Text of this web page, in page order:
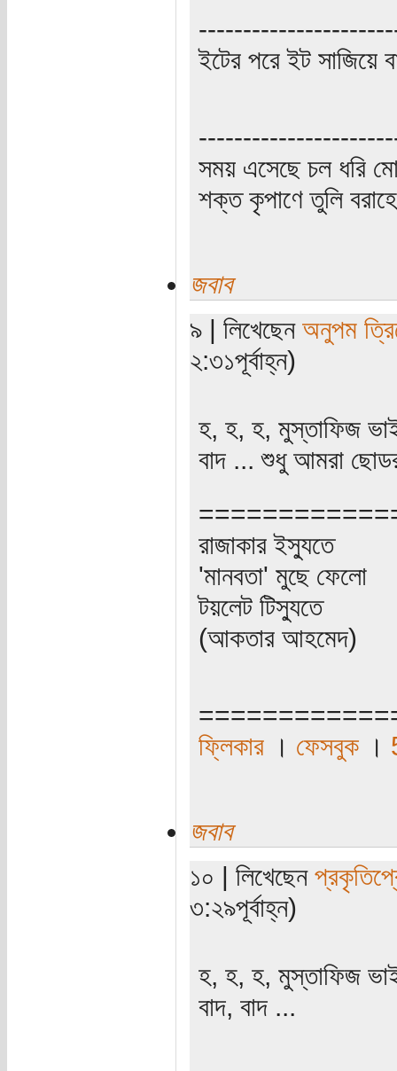
ইটের পরে ইট সাজিয়ে
সময় এসেছে চল ধরি
শক্ত কৃপাণে তুলি
জবাব
৯ | লিখেছেন অনুপম
২:৩১পূর্বাহ্ন)
হ, হ, হ, মুস্তাফিজ
বাদ ... শুধু আমরা
রাজাকার ইস্যুতে
'মানবতা' মুছে ফেলো
টয়লেট টিস্যুতে
(আকতার আহমেদ)
ফ্লিকার। ফেসবুক।
জবাব
১০ | লিখেছেন
৩:২৯পূর্বাহ্ন)
হ, হ, হ, মুস্তাফিজ
বাদ, বাদ ...